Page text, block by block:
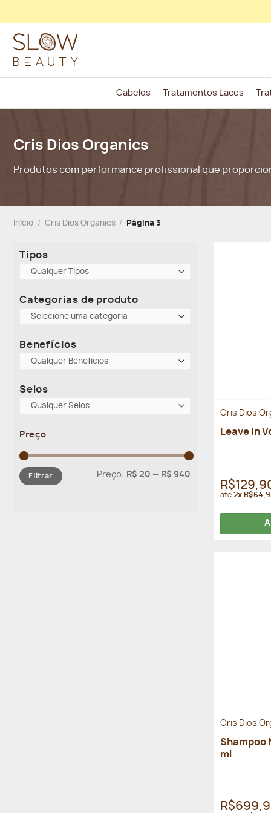
to
content
Cabelos Tratamentos Laces
Cris Dios Organics
Produtos com performance profissional que
Início / Cris Dios Organics / Página 3
Tipos
Qualquer Tipos
Categorias de produto
Selecione uma categoria
Benefícios
Qualquer Benefícios
Selos
Qualquer Selos
Preço
Preço
mínimo
Preço
máximo
Filtrar Preço: R$ 20 — R$ 940
Cris Dios
Leave in
até 2x
Cris Dios
Shampoo
ml